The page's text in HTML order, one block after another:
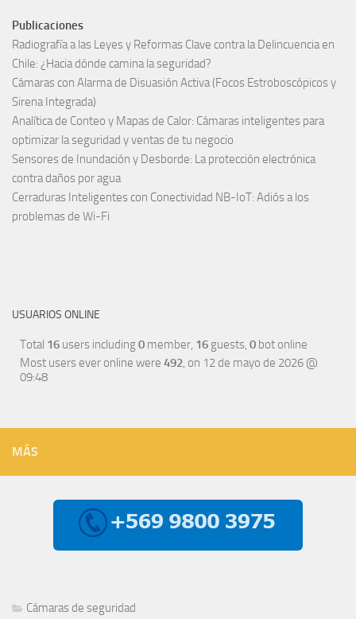
Publicaciones
Radiografía a las Leyes y Reformas Clave contra la Delincuencia en
Chile: ¿Hacia dónde camina la seguridad?
Cámaras con Alarma de Disuasión Activa (Focos Estroboscópicos y
Sirena Integrada)
Analítica de Conteo y Mapas de Calor: Cámaras inteligentes para
optimizar la seguridad y ventas de tu negocio
Sensores de Inundación y Desborde: La protección electrónica
contra daños por agua
Cerraduras Inteligentes con Conectividad NB-IoT: Adiós a los
problemas de Wi-Fi
USUARIOS ONLINE
Total 16 users including0 member, 16 guests, 0 bot online
Most users ever online were 492, on 12 de mayo de 2026 @
09:48
MÁS
Cámaras de seguridad